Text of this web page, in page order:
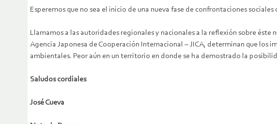
Esperemos que no sea el inicio de una nueva fase de confrontaciones
Llamamos a las autoridades regionales y nacionales a la reflexión sobre
Agencia Japonesa de Cooperación Internacional – JICA, determinan que
ambientales. Peor aún en un territorio en donde se ha demostrado la
Saludos cordiales
José Cueva